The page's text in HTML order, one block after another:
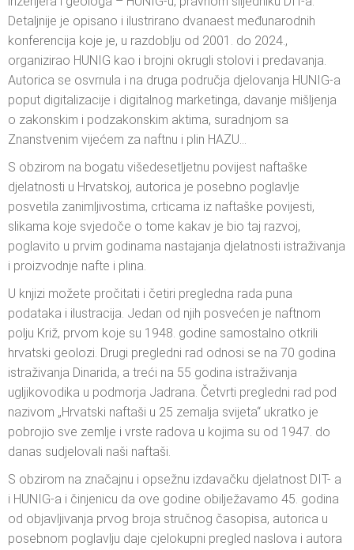
Detaljnije je opisano i ilustrirano dvanaest međunarodnih
konferencija koje je, u razdoblju od 2001. do 2024.,
organizirao HUNIG kao i brojni okrugli stolovi i predavanja.
Autorica se osvrnula i na druga područja djelovanja HUNIG-a
poput digitalizacije i digitalnog marketinga, davanje mišljenja
o zakonskim i podzakonskim aktima, suradnjom sa
Znanstvenim vijećem za naftnu i plin HAZU…
S obzirom na bogatu višedesetljetnu povijest naftaške
djelatnosti u Hrvatskoj, autorica je posebno poglavlje
posvetila zanimljivostima, crticama iz naftaške povijesti,
slikama koje svjedoče o tome kakav je bio taj razvoj,
poglavito u prvim godinama nastajanja djelatnosti istraživanja
i proizvodnje nafte i plina.
U knjizi možete pročitati i četiri pregledna rada puna
podataka i ilustracija. Jedan od njih posvećen je naftnom
polju Križ, prvom koje su 1948. godine samostalno otkrili
hrvatski geolozi. Drugi pregledni rad odnosi se na 70 godina
istraživanja Dinarida, a treći na 55 godina istraživanja
ugljikovodika u podmorja Jadrana. Četvrti pregledni rad pod
nazivom „Hrvatski naftaši u 25 zemalja svijeta“ ukratko je
pobrojio sve zemlje i vrste radova u kojima su od 1947. do
danas sudjelovali naši naftaši.
S obzirom na značajnu i opsežnu izdavačku djelatnost DIT- a
i HUNIG-a i činjenicu da ove godine obilježavamo 45. godina
od objavljivanja prvog broja stručnog časopisa, autorica u
posebnom poglavlju daje cjelokupni pregled naslova i autora